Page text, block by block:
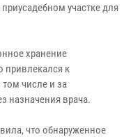
участке для
хранение
привлекался к
числе и за
назначения врача.
что обнаруженное